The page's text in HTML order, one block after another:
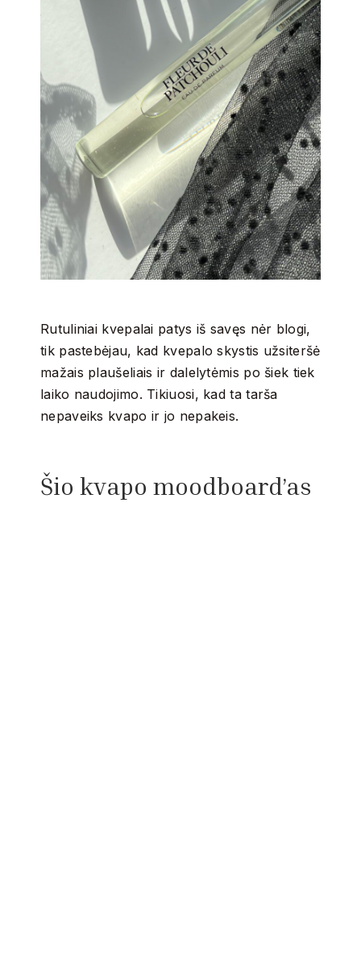
Rutuliniai kvepalai patys iš savęs nėr blogi,
tik pastebėjau, kad kvepalo skystis užsiteršė
mažais plaušeliais ir dalelytėmis po šiek tiek
laiko naudojimo. Tikiuosi, kad ta tarša
nepaveiks kvapo ir jo nepakeis.
Šio kvapo moodboard’as